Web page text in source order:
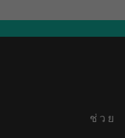
ช่วย